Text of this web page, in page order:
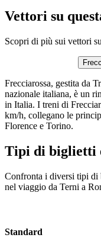
Vettori su
Scopri di più sui vettori
Frecciarossa, gestita da
nazionale italiana, è un
in Italia. I treni di
km/h, collegano le
Florence e Torino.
Tipi di biglietti
Confronta i diversi tipi di
nel viaggio da Terni a
Standard